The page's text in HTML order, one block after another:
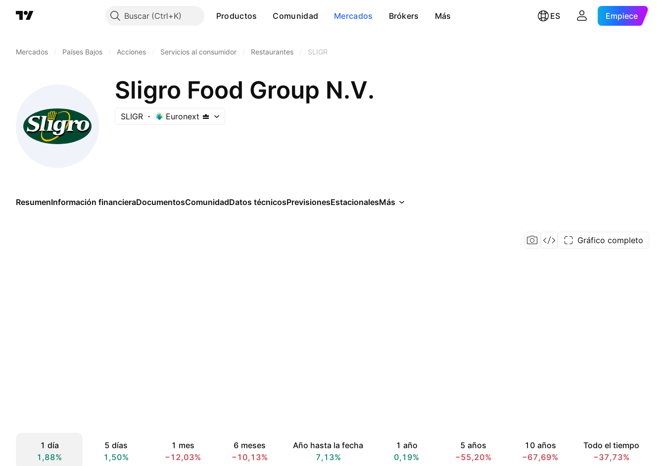
Buscar Productos Comunidad Mercados Brókers Más ES Empiece
Mercados Países Bajos Acciones Servicios al consumidor Restaurantes SLIGR
Sligro Food Group N.V.
SLIGR Euronext
ResumenInformación financieraDocumentosComunidadDatos técnicosPrevisionesEstacionalesMás
Gráfico completo
1 día
1,88%
5 días
1,50%
1 mes
−12,03%
6 meses
−10,13%
Año hasta la fecha
7,13%
1 año
0,19%
5 años
−55,20%
10 años
−67,69%
Todo el tiempo
−37,73%